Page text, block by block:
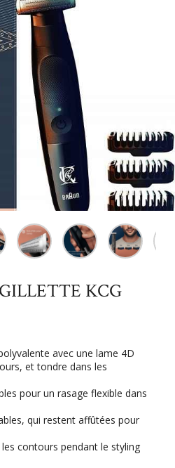
& Beauté
Tondeuse barbe
KCG
avec une lame 4D
et tondre dans les
pour un rasage flexible dans
qui restent affûtées pour
contours pendant le styling